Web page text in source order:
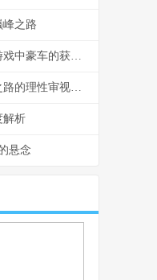
峰之路
和平精英怎么能领取特斯拉，解密游戏中豪车的获取之道，副标题，资深玩家教你轻松拥有梦幻座驾
和平精英抽新皮肤成本揭秘，氪金之路的理性审视副标题：概率与预算的双重博弈
解析
悬念